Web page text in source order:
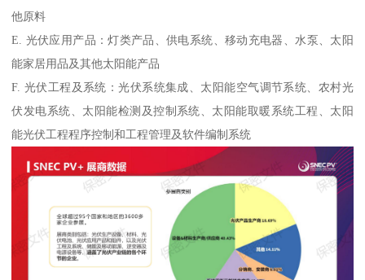
他原料
E. 光伏应用产品：灯类产品、供电系统、移动充电器、水泵、太阳
能家居用品及其他太阳能产品
F. 光伏工程及系统：光伏系统集成、太阳能空气调节系统、农村光
伏发电系统、太阳能检测及控制系统、太阳能取暖系统工程、太阳
能光伏工程程序控制和工程管理及软件编制系统